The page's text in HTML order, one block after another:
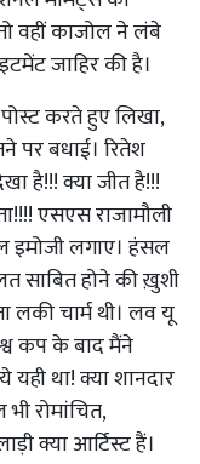
वहीं काजोल ने लंबे
जाहिर की है।
करते हुए लिखा,
पर बधाई। रितेश
है!!! क्या जीत है!!!
एसएस राजामौली
लगाए। हंसल
साबित होने की ख़ुशी
लकी चार्म थी। लव यू
कप के बाद मैंने
था! क्या शानदार
रोमांचित,
क्या आर्टिस्ट हैं।